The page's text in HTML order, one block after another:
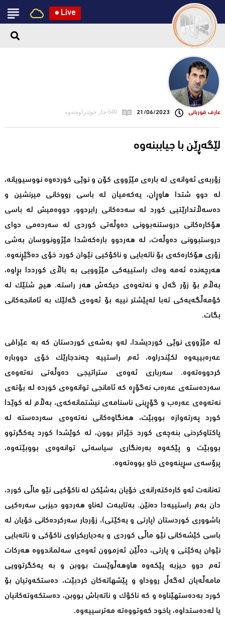
● Live
عارف قوربانی 21/06/2023 649 جار خوێنراوەتەوە
زۆربه‌ی ئه‌وانه‌ی له ‌باره‌ی مێژووی كۆن و نوێی كورده‌وه‌ نووسیویانه‌،
له‌ دوو شتدا هاوڕان، یه‌كه‌میان له‌ باسی رووخانی میرنشین و
ده‌سه‌ڵاتدارێتیی كورد له‌ سه‌ده‌كانی رابردوو، دووه‌میش له‌ باسی
هۆكاره‌كانی دروستنه‌بوونی ده‌وڵه‌تی كوردی له‌ سه‌رده‌می دوای
دروستبوونی ده‌وڵه‌ت، له‌ هه‌ردوو بارەکەشدا مێژوونووسان به‌شی
زۆری هۆكاره‌كه‌ی بۆ ناته‌بایی و ناكۆكیی نێوان كورد خۆی ده‌گێڕنه‌وه‌.
هه‌رچه‌نده‌ ئه‌مه‌ وه‌ك راستییه‌كی مێژوویی به‌ باڵای كورددا بڕاوه‌،
به‌ڵام بۆ زۆر گه‌ل و نه‌ته‌وه‌ی دیكه‌ش هه‌ر راسته‌. هیچ شتێك لە
کۆمەڵگەیەکی تەبا له‌پێشتر نییه‌ بۆ ئه‌وه‌ی گه‌لێك به‌ ئامانجه‌كانی
بگات.
له‌ مێژووی نوێی كوردیشدا، له‌و به‌شه‌ی كوردستان کە به‌ عێراقی
عه‌ره‌بییه‌وه‌ لكێندراوە، ئه‌م راستییه‌ چه‌ندجارێك خۆی دووباره‌
كردووەته‌وه‌. سه‌رباری ئه‌وه‌ی ستراتیجی ده‌وڵه‌تی نه‌ته‌وه‌ی
سه‌رده‌سته‌ی عه‌ره‌ب نه‌گۆڕه‌ كه‌ ئامانجی توانه‌وه‌ی كورده‌ له‌ بۆته‌ی
نه‌ته‌وه‌ی عه‌ره‌ب و گۆڕینی ناسنامه‌ی نیشتمانه‌كه‌ی، به‌ڵام له‌ كوێدا
كورد په‌رته‌وازه‌ بووبێت، هه‌نگاوه‌كانی نه‌ته‌وه‌ی سه‌رده‌سته‌ له‌
پاكتاوكردنی بنەچەی كورد خێراتر بوون، له ‌كوێشدا كورد یه‌كگرتوو
بووبێت و پێكه‌وه‌ به‌ره‌نگاری سیاسه‌تی توانه‌وه‌ی بووبێته‌وه‌،
پرۆسه‌ی سڕینه‌وه‌ی خاو بووەته‌وه‌.
ته‌نانه‌ت ئه‌و كاره‌كته‌رانه‌ی خۆیان به‌شێكن له‌ ناكۆكیی نێو ماڵی كورد،
دان به‌م راستییه‌دا ده‌نێن. به‌تایبه‌ت له‌ناو هه‌ردوو حیزبی سه‌ره‌كیی
باشووری كوردستان (پارتی و یه‌كێتی)، زۆرجار سه‌ركرده‌كانی خۆیان له‌
باسی كێشه‌كانی نێو ماڵی كوردی و به‌دیاریكراوی ناكۆكی و ناته‌بایی
نێوان یه‌كێتی و پارتی، ده‌ڵێن ئه‌زموون ئه‌وه‌ی سه‌لماندووه‌ هه‌ركات
ئه‌م دوو حیزبه‌ پێكه‌وه‌ هاوهه‌ڵوێست بووبن و به ‌یه‌كگرتوویی
مامه‌ڵه‌یان له‌گه‌ڵ رووداو و پێشهاته‌كان كردبێت، ده‌ستكه‌وتیان بۆ
كورد به‌ده‌ستهێناوه ‌و كه‌ ناكۆك و ناته‌باش بووبن، ده‌ستكه‌وته‌كانیان
یا له‌ده‌ستداوه‌، یاخود كه‌وتووەته‌ مه‌ترسییه‌وه‌.